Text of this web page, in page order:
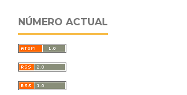
NÚMERO ACTUAL